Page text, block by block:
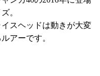
。
スヘッドは動きが大変
アーです。